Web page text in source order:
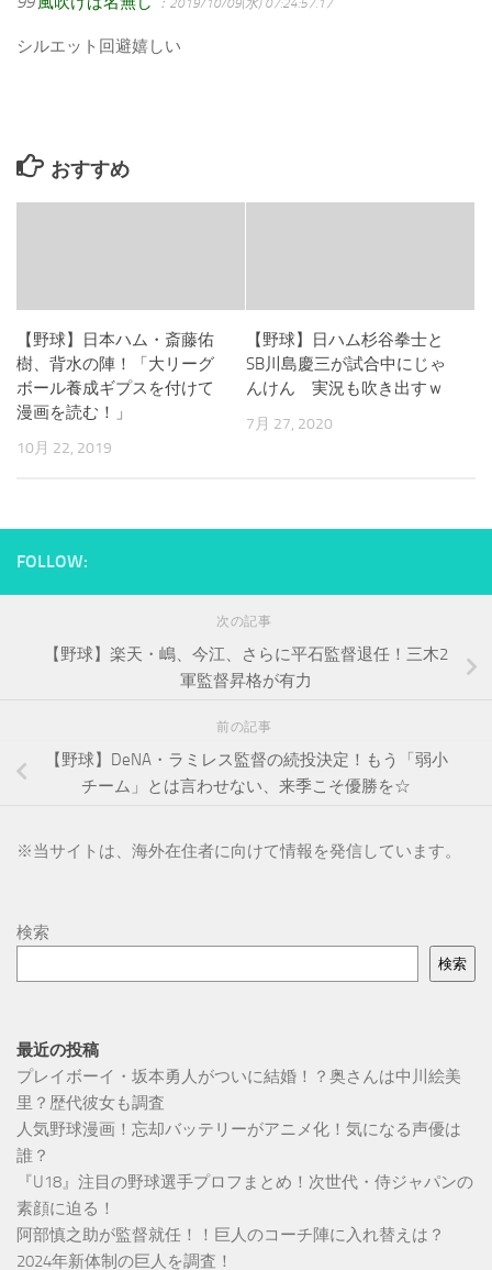
シルエット回避嬉しい
おすすめ
【野球】日本ハム・斎藤佑
樹、背水の陣！「大リーグ
ボール養成ギプスを付けて
漫画を読む！」
10月 22, 2019
【野球】日ハム杉谷拳士と
SB川島慶三が試合中にじゃ
んけん 実況も吹き出すｗ
7月 27, 2020
FOLLOW:
次の記事
【野球】楽天・嶋、今江、さらに平石監督退任！三木2
軍監督昇格が有力
前の記事
【野球】DeNA・ラミレス監督の続投決定！もう「弱小
チーム」とは言わせない、来季こそ優勝を☆
※当サイトは、海外在住者に向けて情報を発信しています。
検索
検索
最近の投稿
プレイボーイ・坂本勇人がついに結婚！？奥さんは中川絵美
里？歴代彼女も調査
人気野球漫画！忘却バッテリーがアニメ化！気になる声優は
誰？
『U18』注目の野球選手プロフまとめ！次世代・侍ジャパンの
素顔に迫る！
阿部慎之助が監督就任！！巨人のコーチ陣に入れ替えは？
2024年新体制の巨人を調査！